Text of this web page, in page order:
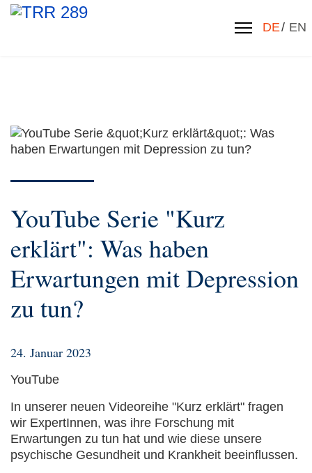
DE EN
YouTube Serie "Kurz
erklärt": Was haben
Erwartungen mit Depression
zu tun?
24. Januar 2023
YouTube
In unserer neuen Videoreihe "Kurz erklärt" fragen
wir ExpertInnen, was ihre Forschung mit
Erwartungen zu tun hat und wie diese unsere
psychische Gesundheit und Krankheit beeinflussen.